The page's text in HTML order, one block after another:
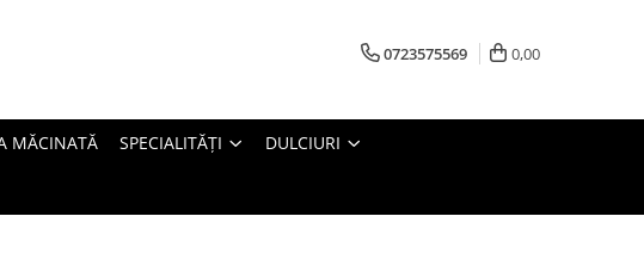
0723575569 0,00
MĂCINATĂ SPECIALITĂȚI DULCIURI